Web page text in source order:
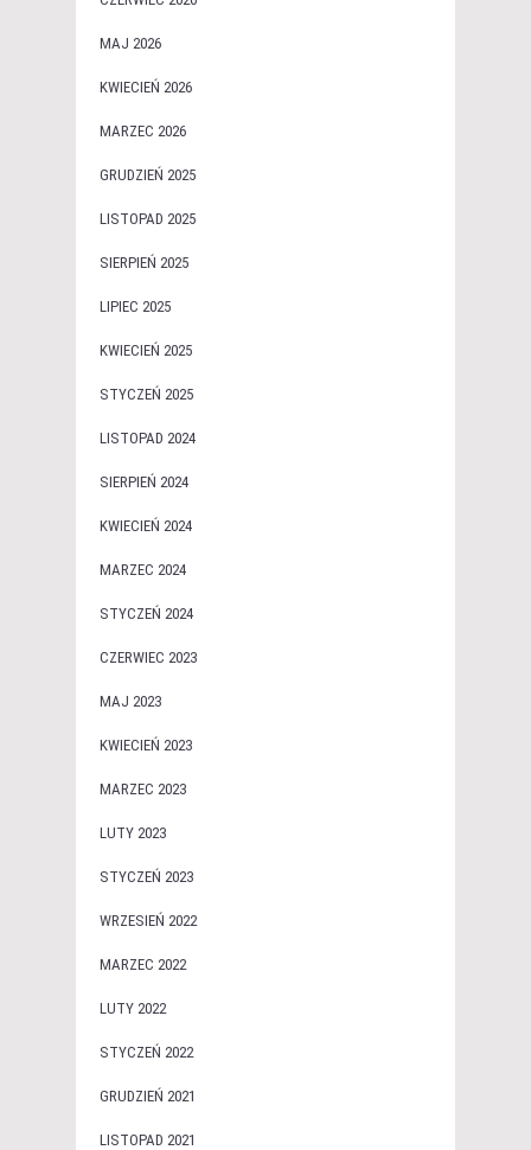
MAJ 2026
KWIECIEŃ 2026
MARZEC 2026
GRUDZIEŃ 2025
LISTOPAD 2025
SIERPIEŃ 2025
LIPIEC 2025
KWIECIEŃ 2025
STYCZEŃ 2025
LISTOPAD 2024
SIERPIEŃ 2024
KWIECIEŃ 2024
MARZEC 2024
STYCZEŃ 2024
CZERWIEC 2023
MAJ 2023
KWIECIEŃ 2023
MARZEC 2023
LUTY 2023
STYCZEŃ 2023
WRZESIEŃ 2022
MARZEC 2022
LUTY 2022
STYCZEŃ 2022
GRUDZIEŃ 2021
LISTOPAD 2021